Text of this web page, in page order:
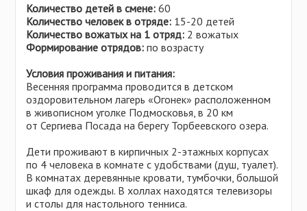
Количество детей в смене: 60
Количество человек в отряде: 15-20 детей
Количество вожатых на 1 отряд: 2 вожатых
Формирование отрядов: по возрасту
Условия проживания и питания:
Весенняя программа проводится в детском
оздоровительном лагерь «Огонек» расположенном
в живописном уголке Подмосковья, в 20 км
от Сергиева Посада на берегу Торбеевского озера.
Дети проживают в кирпичных 2-этажных корпусах
по 4 человека в комнате с удобствами (душ, туалет).
В комнатах деревянные кровати, тумбочки, большой
шкаф для одежды. В холлах находятся телевизоры
и столы для настольного тенниса.